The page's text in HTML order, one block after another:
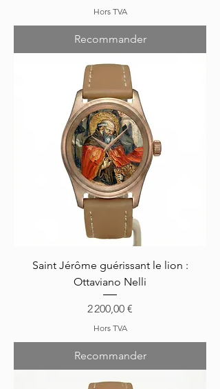
Hors TVA
Recommander
Saint Jérôme guérissant le lion :
Ottaviano Nelli
Prix
2 200,00 €
Hors TVA
Recommander